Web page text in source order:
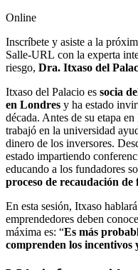
Online
Inscríbete y asiste a la
Salle-URL con la experta
riesgo, Dra. Itxaso del
Itxaso del Palacio es socia
en Londres y ha estado
década. Antes de su etapa
trabajó en la universidad
dinero de los inversores.
estado impartiendo
educando a los fundadores
proceso de recaudación de
En esta sesión, Itxaso
emprendedores deben
máxima es: “Es más
comprenden los incentivos